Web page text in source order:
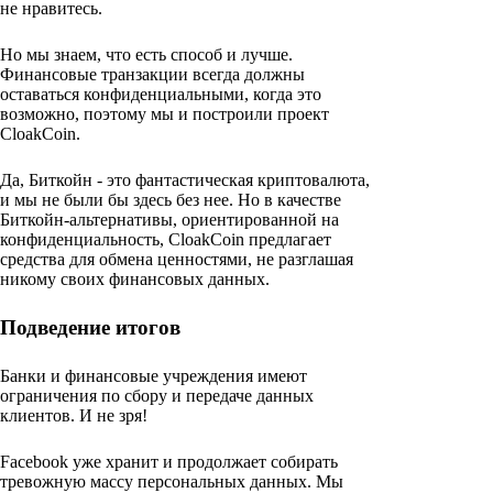
не нравитесь.
Но мы знаем, что есть способ и лучше.
Финансовые транзакции всегда должны
оставаться конфиденциальными, когда это
возможно, поэтому мы и построили проект
CloakCoin.
Да, Биткойн - это фантастическая криптовалюта,
и мы не были бы здесь без нее. Но в качестве
Биткойн-альтернативы, ориентированной на
конфиденциальность, CloakCoin предлагает
средства для обмена ценностями, не разглашая
никому своих финансовых данных.
Подведение итогов
Банки и финансовые учреждения имеют
ограничения по сбору и передаче данных
клиентов. И не зря!
Facebook уже хранит и продолжает собирать
тревожную массу персональных данных. Мы